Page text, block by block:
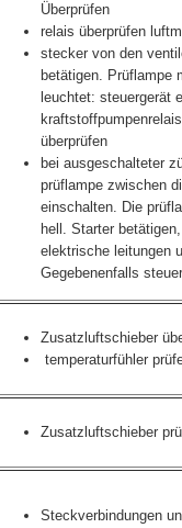
Überprüfen
relais überprüfen
stecker von den
betätigen. Prüflampe
leuchtet: steuergerät
überprüfen
bei ausgeschalteter
prüflampe zwischen
einschalten. Die
hell. Starter
elektrische leitungen
Gegebenenfalls
Zusatzluftschieber
temperaturfühler
Zusatzluftschieber
Steckverbindungen